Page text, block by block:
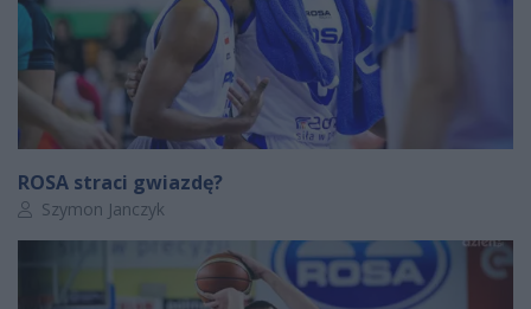
ROSA straci gwiazdę?
Autor artykułu:
Szymon Janczyk